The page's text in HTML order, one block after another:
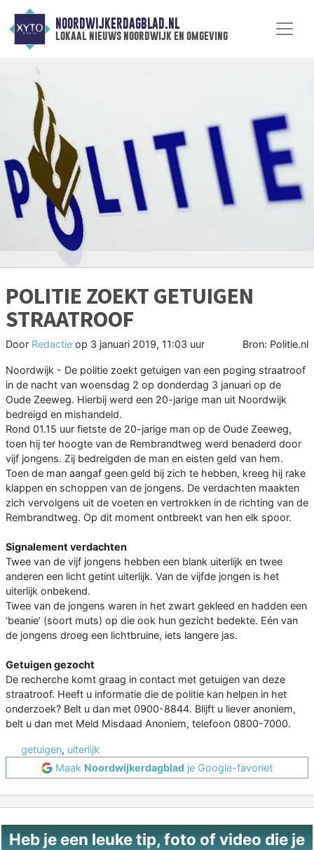
NOORDWIJKERDAGBLAD.NL
lokaal nieuws noordwijk en omgeving
POLITIE ZOEKT GETUIGEN
STRAATROOF
Door Redactie op 3 januari 2019, 11:03 uur Bron: Politie.nl
Noordwijk - De politie zoekt getuigen van een poging straatroof
in de nacht van woensdag 2 op donderdag 3 januari op de
Oude Zeeweg. Hierbij werd een 20-jarige man uit Noordwijk
bedreigd en mishandeld.
Rond 01.15 uur fietste de 20-jarige man op de Oude Zeeweg,
toen hij ter hoogte van de Rembrandtweg werd benaderd door
vijf jongens. Zij bedreigden de man en eisten geld van hem.
Toen de man aangaf geen geld bij zich te hebben, kreeg hij rake
klappen en schoppen van de jongens. De verdachten maakten
zich vervolgens uit de voeten en vertrokken in de richting van de
Rembrandtweg. Op dit moment ontbreekt van hen elk spoor.
Signalement verdachten
Twee van de vijf jongens hebben een blank uiterlijk en twee
anderen een licht getint uiterlijk. Van de vijfde jongen is het
uiterlijk onbekend.
Twee van de jongens waren in het zwart gekleed en hadden een
‘beanie’ (soort muts) op die ook hun gezicht bedekte. Eén van
de jongens droeg een lichtbruine, iets langere jas.
Getuigen gezocht
De recherche komt graag in contact met getuigen van deze
straatroof. Heeft u informatie die de politie kan helpen in het
onderzoek? Belt u dan met 0900-8844. Blijft u liever anoniem,
belt u dan met Meld Misdaad Anoniem, telefoon 0800-7000.
getuigen, uiterlijk
Maak Noordwijkerdagblad je Google-favoriet
Heb je een leuke tip, foto of video die je